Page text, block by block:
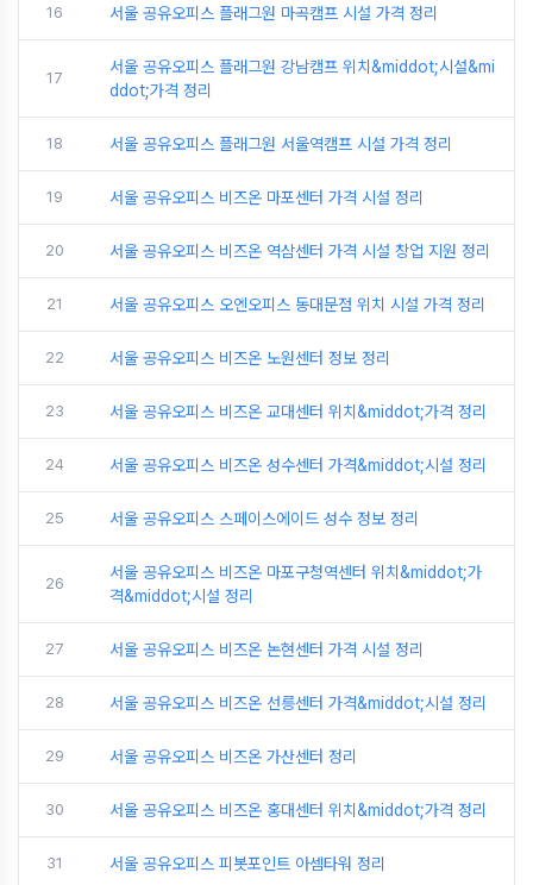
16 서울 공유오피스 플래그원 마곡캠프 시설 가격 정리
17
서울 공유오피스 플래그원 강남캠프 위치&middot;시설&mi
ddot;가격 정리
18 서울 공유오피스 플래그원 서울역캠프 시설 가격 정리
19 서울 공유오피스 비즈온 마포센터 가격 시설 정리
20 서울 공유오피스 비즈온 역삼센터 가격 시설 창업 지원 정리
21 서울 공유오피스 오엔오피스 동대문점 위치 시설 가격 정리
22 서울 공유오피스 비즈온 노원센터 정보 정리
23 서울 공유오피스 비즈온 교대센터 위치&middot;가격 정리
24 서울 공유오피스 비즈온 성수센터 가격&middot;시설 정리
25 서울 공유오피스 스페이스에이드 성수 정보 정리
26
서울 공유오피스 비즈온 마포구청역센터 위치&middot;가
격&middot;시설 정리
27 서울 공유오피스 비즈온 논현센터 가격 시설 정리
28 서울 공유오피스 비즈온 선릉센터 가격&middot;시설 정리
29 서울 공유오피스 비즈온 가산센터 정리
30 서울 공유오피스 비즈온 홍대센터 위치&middot;가격 정리
31 서울 공유오피스 피봇포인트 아셈타워 정리